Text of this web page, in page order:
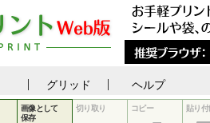
グリッド ヘルプ
画像として
保存
切り取り コピー 貼り付